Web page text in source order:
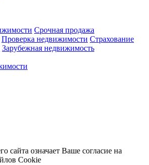
Срочная продажа
Проверка недвижимости Страхование
Зарубежная недвижимость
сайта означает Ваше согласие на
Cookie